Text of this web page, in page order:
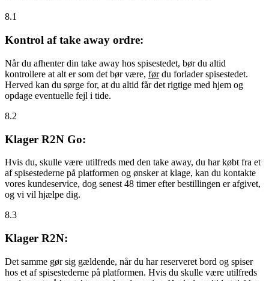
8.1
Kontrol af take away ordre:
Når du afhenter din take away hos spisestedet, bør du altid
kontrollere at alt er som det bør være, førdu forlader spisestedet.
Herved kan du sørge for, at du altid får det rigtige med hjem og
opdage eventuelle fejl i tide.
8.2
Klager R2N Go:
Hvis du, skulle være utilfreds med den take away, du har købt fra et
af spisestederne på platformen og ønsker at klage, kan du kontakte
vores kundeservice, dog senest 48 timer efter bestillingen er afgivet,
og vi vil hjælpe dig.
8.3
Klager R2N:
Det samme gør sig gældende, når du har reserveret bord og spiser
hos et af spisestederne på platformen. Hvis du skulle være utilfreds